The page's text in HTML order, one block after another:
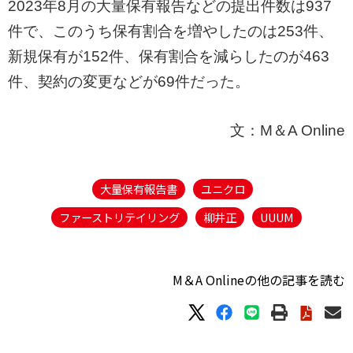
2023年8月の大量保有報告などの提出件数は937
件で、このうち保有割合を増やしたのは253件、
新規保有が152件、保有割合を減らしたのが463
件、契約の変更などが69件だった。
文：M＆A Online
大量保有報告書
ユニクロ
ファーストリテイリング
柳井正 UUUM
M＆A Onlineの他の記事を読む